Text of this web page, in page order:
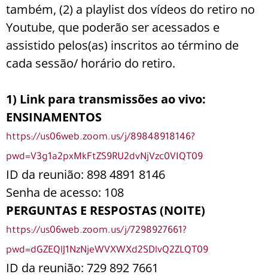
também, (2) a playlist dos vídeos do retiro no
Youtube, que poderão ser acessados e
assistido pelos(as) inscritos ao término de
cada sessão/ horário do retiro.
1) Link para transmissões ao vivo:
ENSINAMENTOS
https://us06web.zoom.us/j/89848918146?
pwd=V3g1a2pxMkFtZS9RU2dvNjVzc0VIQT09
ID da reunião: 898 4891 8146
Senha de acesso: 108
PERGUNTAS E RESPOSTAS (NOITE)
https://us06web.zoom.us/j/7298927661?
pwd=dGZEQlJ1NzNjeWVXWXd2SDlvQ2ZLQT09
ID da reunião: 729 892 7661